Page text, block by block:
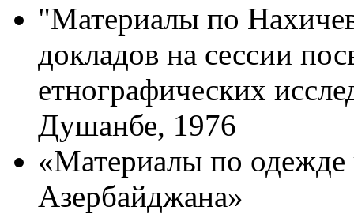
"Материалы по
докладов на сессии
етнографических
Душанбе, 1976
«Материалы по одежде
Азербайджана»